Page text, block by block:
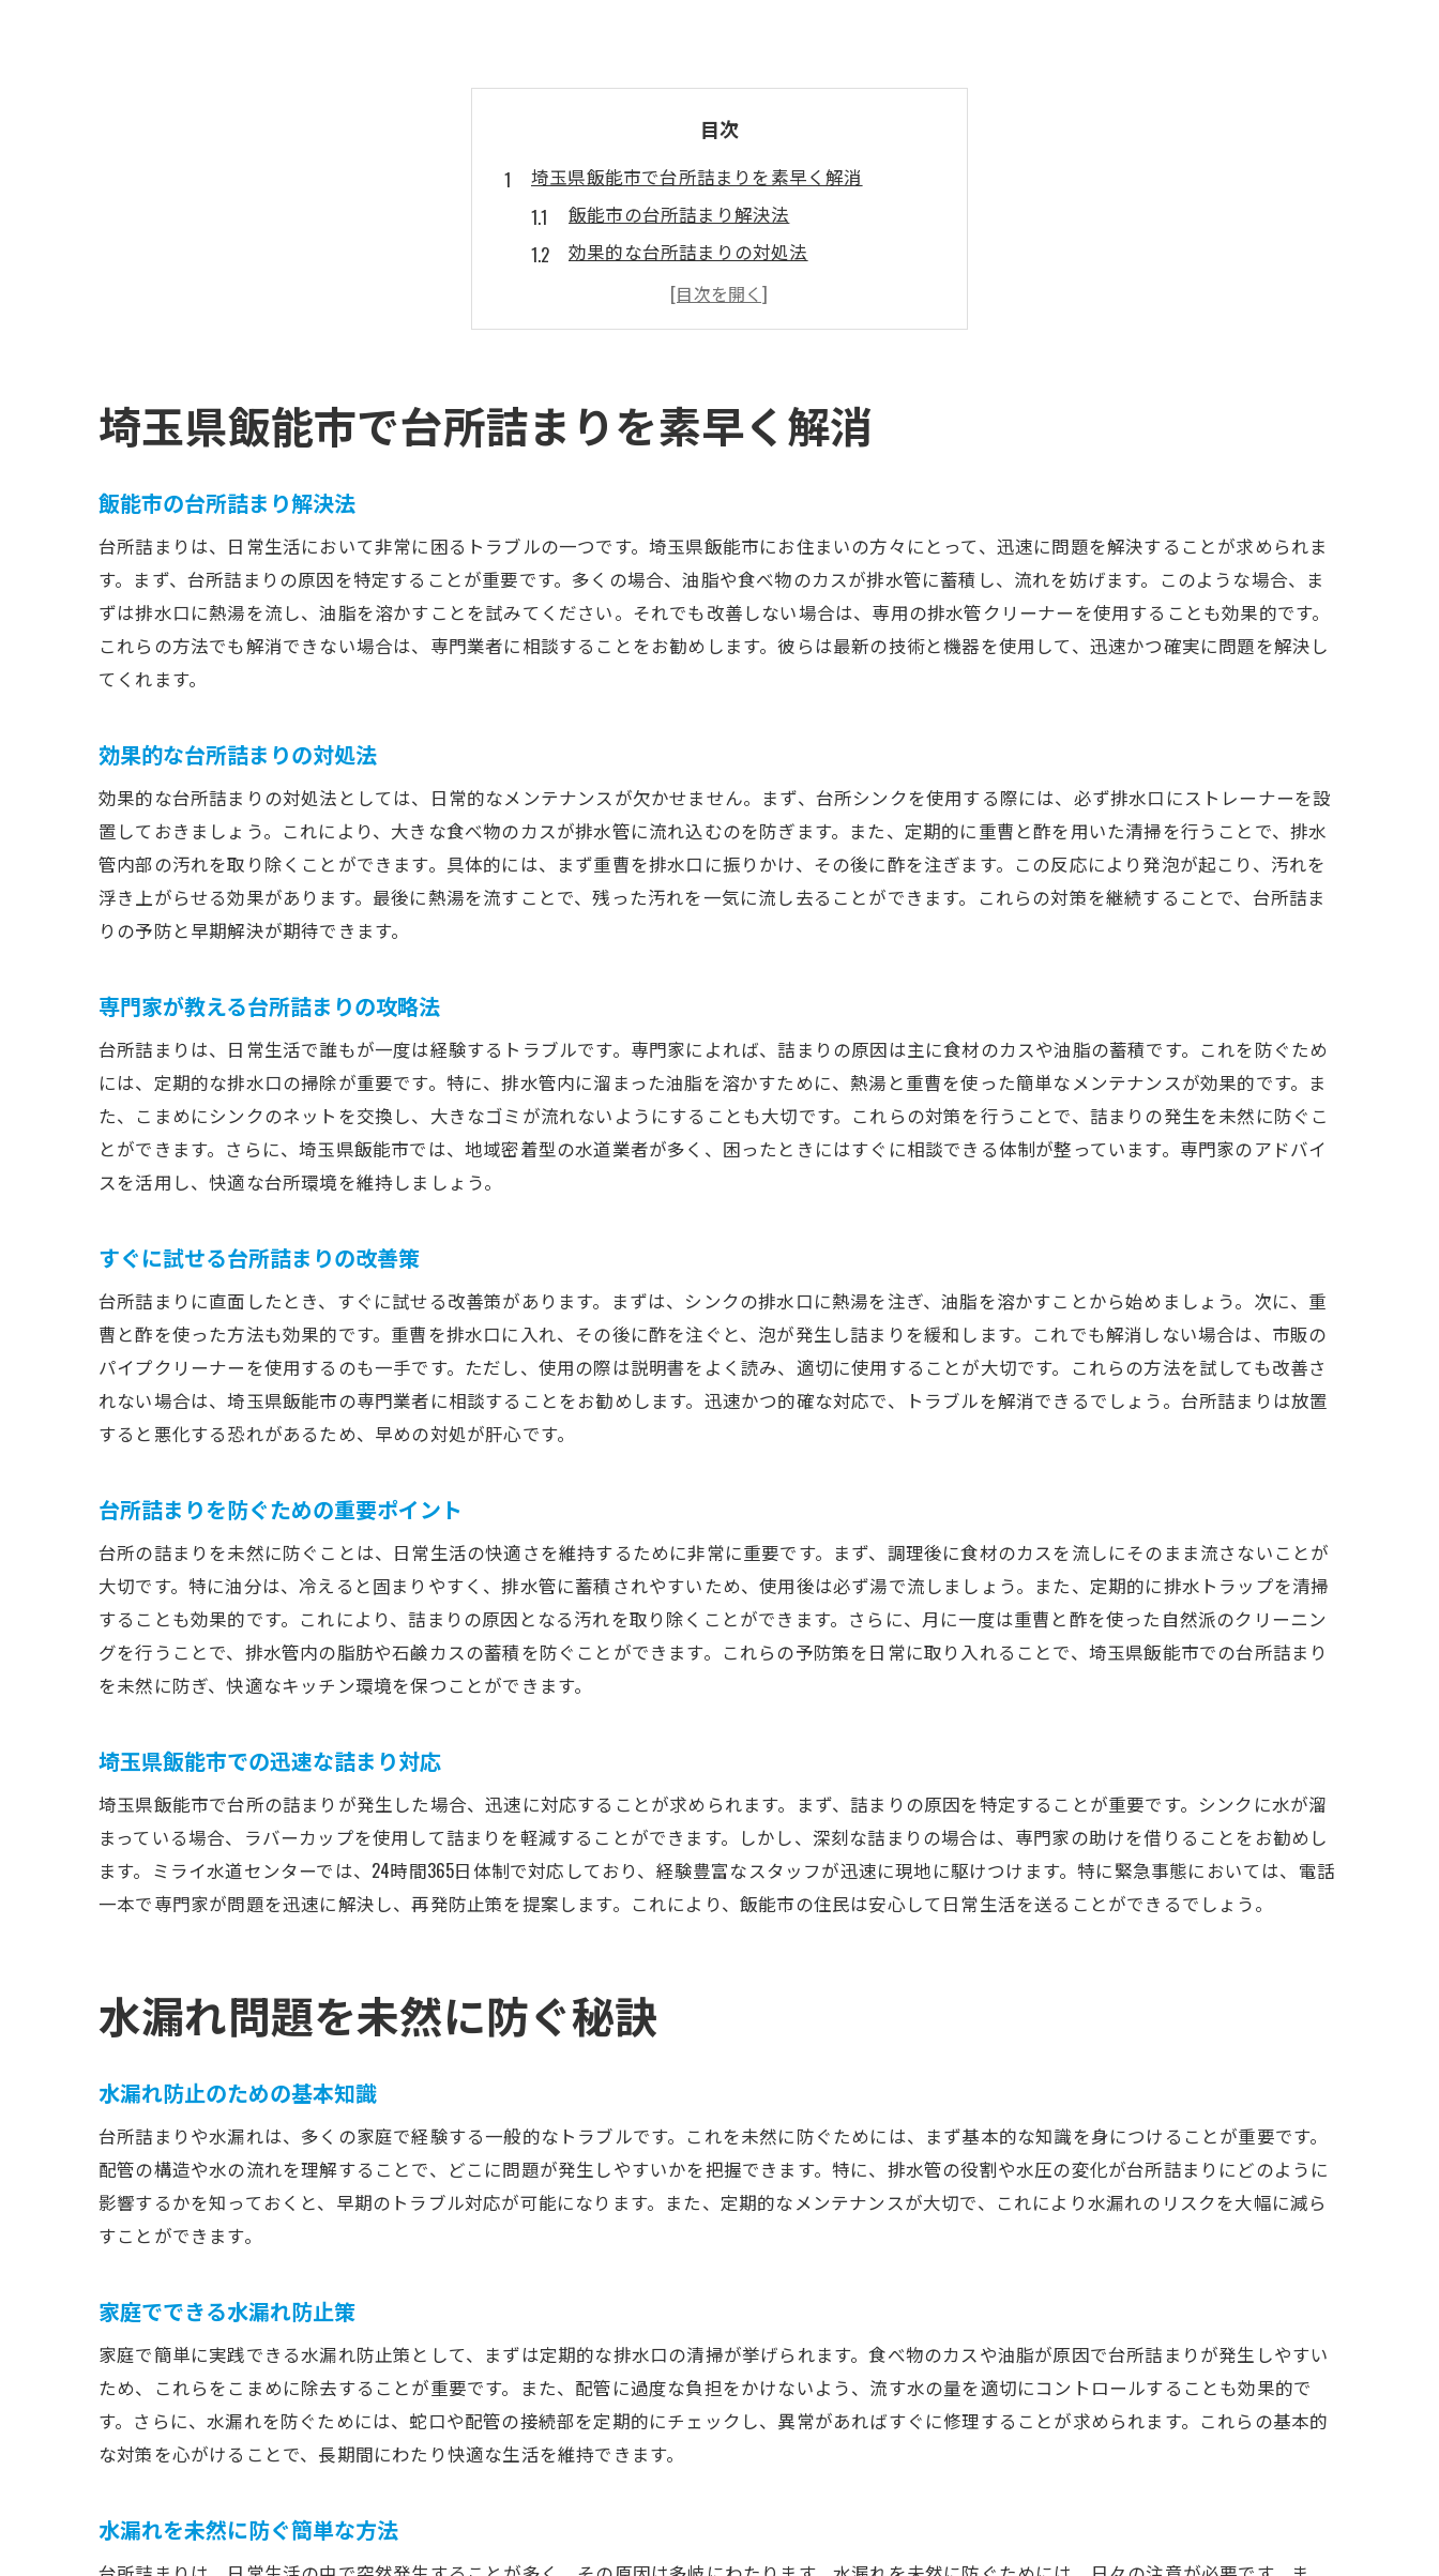
目次
埼玉県飯能市で台所詰まりを素早く解消
飯能市の台所詰まり解決法
効果的な台所詰まりの対処法
専門家が教える台所詰まりの攻略法
すぐに試せる台所詰まりの改善策
埼玉県飯能市での迅速な詰まり対応
水漏れ問題を未然に防ぐ秘訣
水漏れを未然に防ぐ簡単な方法
水漏れを防ぐための日常点検法
水漏れ問題を防ぐための予防策
台所の水漏れを避けるための秘訣
原因別に見る台所詰まりの対策法
台所詰まりの原因を徹底分析
台所詰まりを解決するための具体策
水漏れ予防のための簡単チェック法
日常的な水漏れチェックの方法
水漏れを未然に防ぐためのケア法
水漏れを防ぐための基本的な手入れ
台所の水漏れ予防チェックポイント
水漏れを防ぐための重要チェック項目
台所の水漏れを防ぐための点検法
水漏れチェックのための基本ポイント
台所トラブルを防ぐための基本知識
飯能市の台所トラブル予防法
台所トラブルを避けるための工夫
埼玉県飯能市でのトラブル予防策
家庭での台所詰まり予防法
台所詰まりを未然に防ぐ方法
家庭で簡単にできる詰まり予防
台所の水漏れを早期発見する方法
水漏れを早期に見つけるための対策
台所の水漏れを見逃さないチェック法
水漏れを早期発見するための基本知識
埼玉県飯能市で台所詰まりを素早く解消
飯能市の台所詰まり解決法
台所詰まりは、日常生活において非常に困るトラブルの一つです。埼玉県飯能市にお住まいの方々にとって、迅速に問題を解決することが求められま
す。まず、台所詰まりの原因を特定することが重要です。多くの場合、油脂や食べ物のカスが排水管に蓄積し、流れを妨げます。このような場合、ま
ずは排水口に熱湯を流し、油脂を溶かすことを試みてください。それでも改善しない場合は、専用の排水管クリーナーを使用することも効果的です。
これらの方法でも解消できない場合は、専門業者に相談することをお勧めします。彼らは最新の技術と機器を使用して、迅速かつ確実に問題を解決し
てくれます。
効果的な台所詰まりの対処法
効果的な台所詰まりの対処法としては、日常的なメンテナンスが欠かせません。まず、台所シンクを使用する際には、必ず排水口にストレーナーを設
置しておきましょう。これにより、大きな食べ物のカスが排水管に流れ込むのを防ぎます。また、定期的に重曹と酢を用いた清掃を行うことで、排水
管内部の汚れを取り除くことができます。具体的には、まず重曹を排水口に振りかけ、その後に酢を注ぎます。この反応により発泡が起こり、汚れを
浮き上がらせる効果があります。最後に熱湯を流すことで、残った汚れを一気に流し去ることができます。これらの対策を継続することで、台所詰ま
りの予防と早期解決が期待できます。
専門家が教える台所詰まりの攻略法
台所詰まりは、日常生活で誰もが一度は経験するトラブルです。専門家によれば、詰まりの原因は主に食材のカスや油脂の蓄積です。これを防ぐため
には、定期的な排水口の掃除が重要です。特に、排水管内に溜まった油脂を溶かすために、熱湯と重曹を使った簡単なメンテナンスが効果的です。ま
た、こまめにシンクのネットを交換し、大きなゴミが流れないようにすることも大切です。これらの対策を行うことで、詰まりの発生を未然に防ぐこ
とができます。さらに、埼玉県飯能市では、地域密着型の水道業者が多く、困ったときにはすぐに相談できる体制が整っています。専門家のアドバイ
スを活用し、快適な台所環境を維持しましょう。
すぐに試せる台所詰まりの改善策
台所詰まりに直面したとき、すぐに試せる改善策があります。まずは、シンクの排水口に熱湯を注ぎ、油脂を溶かすことから始めましょう。次に、重
曹と酢を使った方法も効果的です。重曹を排水口に入れ、その後に酢を注ぐと、泡が発生し詰まりを緩和します。これでも解消しない場合は、市販の
パイプクリーナーを使用するのも一手です。ただし、使用の際は説明書をよく読み、適切に使用することが大切です。これらの方法を試しても改善さ
れない場合は、埼玉県飯能市の専門業者に相談することをお勧めします。迅速かつ的確な対応で、トラブルを解消できるでしょう。台所詰まりは放置
すると悪化する恐れがあるため、早めの対処が肝心です。
台所詰まりを防ぐための重要ポイント
台所の詰まりを未然に防ぐことは、日常生活の快適さを維持するために非常に重要です。まず、調理後に食材のカスを流しにそのまま流さないことが
大切です。特に油分は、冷えると固まりやすく、排水管に蓄積されやすいため、使用後は必ず湯で流しましょう。また、定期的に排水トラップを清掃
することも効果的です。これにより、詰まりの原因となる汚れを取り除くことができます。さらに、月に一度は重曹と酢を使った自然派のクリーニン
グを行うことで、排水管内の脂肪や石鹸カスの蓄積を防ぐことができます。これらの予防策を日常に取り入れることで、埼玉県飯能市での台所詰まり
を未然に防ぎ、快適なキッチン環境を保つことができます。
埼玉県飯能市での迅速な詰まり対応
埼玉県飯能市で台所の詰まりが発生した場合、迅速に対応することが求められます。まず、詰まりの原因を特定することが重要です。シンクに水が溜
まっている場合、ラバーカップを使用して詰まりを軽減することができます。しかし、深刻な詰まりの場合は、専門家の助けを借りることをお勧めし
ます。ミライ水道センターでは、24時間365日体制で対応しており、経験豊富なスタッフが迅速に現地に駆けつけます。特に緊急事態においては、電話
一本で専門家が問題を迅速に解決し、再発防止策を提案します。これにより、飯能市の住民は安心して日常生活を送ることができるでしょう。
水漏れ問題を未然に防ぐ秘訣
水漏れ防止のための基本知識
台所詰まりや水漏れは、多くの家庭で経験する一般的なトラブルです。これを未然に防ぐためには、まず基本的な知識を身につけることが重要です。
配管の構造や水の流れを理解することで、どこに問題が発生しやすいかを把握できます。特に、排水管の役割や水圧の変化が台所詰まりにどのように
影響するかを知っておくと、早期のトラブル対応が可能になります。また、定期的なメンテナンスが大切で、これにより水漏れのリスクを大幅に減ら
すことができます。
家庭でできる水漏れ防止策
家庭で簡単に実践できる水漏れ防止策として、まずは定期的な排水口の清掃が挙げられます。食べ物のカスや油脂が原因で台所詰まりが発生しやすい
ため、これらをこまめに除去することが重要です。また、配管に過度な負担をかけないよう、流す水の量を適切にコントロールすることも効果的で
す。さらに、水漏れを防ぐためには、蛇口や配管の接続部を定期的にチェックし、異常があればすぐに修理することが求められます。これらの基本的
な対策を心がけることで、長期間にわたり快適な生活を維持できます。
水漏れを未然に防ぐ簡単な方法